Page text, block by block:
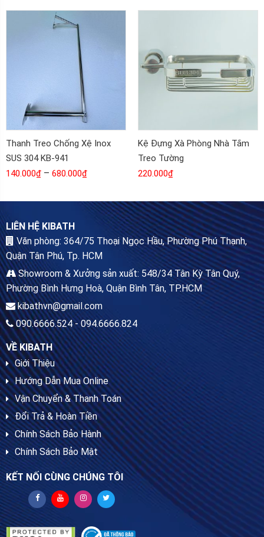
Thanh Treo Chống Xệ Inox
SUS 304 KB-941
140.000₫ – 680.000₫
Kệ Đựng Xà Phòng Nhà Tắm
Treo Tường
220.000₫
LIÊN HỆ KIBATH
Văn phòng: 364/75 Thoại Ngọc Hầu, Phường Phú Thạnh,
Quận Tân Phú, Tp. HCM
Showroom & Xưởng sản xuất: 548/34 Tân Kỳ Tân Quý,
Phường Bình Hưng Hoà, Quận Bình Tân, TP.HCM
kibathvn@gmail.com
090.6666.524 - 094.6666.824
VỀ KIBATH
Giới Thiệu
Hướng Dẫn Mua Online
Vận Chuyển & Thanh Toán
Đổi Trả & Hoàn Tiền
Chính Sách Bảo Hành
Chính Sách Bảo Mật
KẾT NỐI CÙNG CHÚNG TÔI